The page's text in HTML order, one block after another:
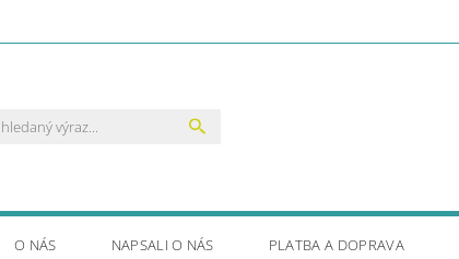
O NÁS NAPSALI O NÁS PLATBA A DOPRAVA